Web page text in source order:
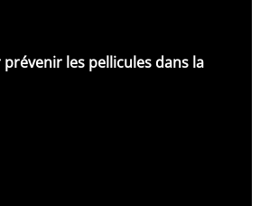
les pellicules dans la